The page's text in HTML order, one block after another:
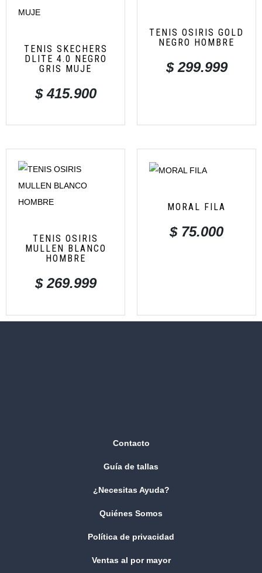
TENIS SKECHERS
DLITE 4.0 NEGRO
GRIS MUJE
$415.900
TENIS OSIRIS GOLD
NEGRO HOMBRE
$299.999
TENIS OSIRIS
MULLEN BLANCO
HOMBRE
$269.999
MORAL FILA
$75.000
Contacto
Guía de tallas
¿Necesitas Ayuda?
Quiénes Somos
Política de privacidad
Ventas al por mayor